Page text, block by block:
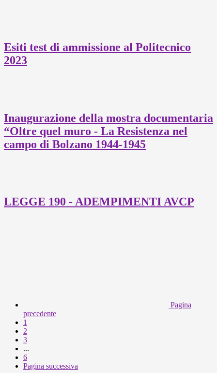
Esiti test di ammissione al Politecnico
2023
Inaugurazione della mostra documentaria
“Oltre quel muro - La Resistenza nel
campo di Bolzano 1944-1945
LEGGE 190 - ADEMPIMENTI AVCP
Pagina
precedente
1
2
3
...
6
Pagina successiva